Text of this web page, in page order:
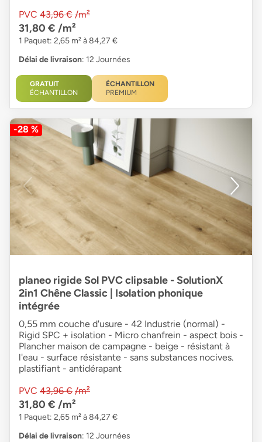
PVC 43,96 € /m²
31,80 € /m²
1 Paquet: 2,65 m² à 84,27 €
Délai de livraison: 12 Journées
GRATUIT
ÉCHANTILLON
ÉCHANTILLON
PREMIUM
-28 %
planeo rigide Sol PVC clipsable - SolutionX
2in1 Chêne Classic | Isolation phonique
intégrée
0,55 mm couche d'usure - 42 Industrie (normal) -
Rigid SPC + isolation - Micro chanfrein - aspect bois -
Plancher maison de campagne - beige - résistant à
l'eau - surface résistante - sans substances nocives.
plastifiant - antidérapant
PVC 43,96 € /m²
31,80 € /m²
1 Paquet: 2,65 m² à 84,27 €
Délai de livraison: 12 Journées